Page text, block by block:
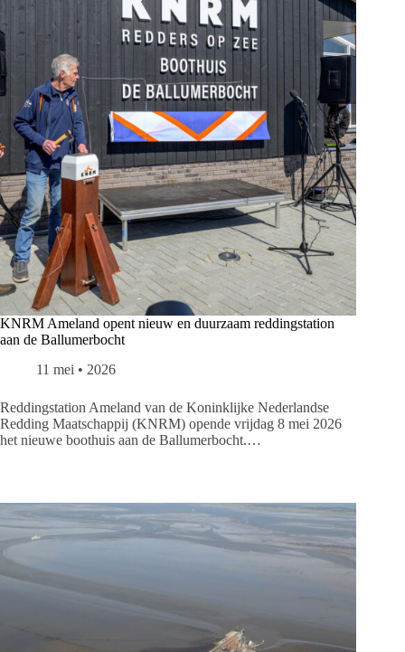
KNRM Ameland opent nieuw en duurzaam reddingstation
aan de Ballumerbocht
11 mei • 2026
Reddingstation Ameland van de Koninklijke Nederlandse
Redding Maatschappij (KNRM) opende vrijdag 8 mei 2026
het nieuwe boothuis aan de Ballumerbocht.…